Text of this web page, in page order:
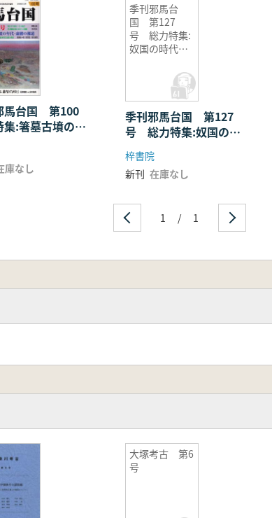
馬台国 第100
:箸墓古墳の年
の法道
庫なし
季刊邪馬台
国 第127
号 総力特集:
奴国の時代
季刊邪馬台国 第127
号 総力特集:奴国の時
代 第1弾
梓書院
新刊 在庫なし
1 / 1
大塚考古 第6
号